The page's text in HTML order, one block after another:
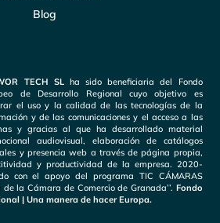
Blog
TECH SLha sido beneficiaria del Fondo
de Desarrollo Regional cuyo objetivo es
el uso y la calidad de las tecnologías de la
y de las comunicaciones y el acceso a las
y gracias al que ha desarrollado material
audiovisual, elaboración de catálogos
y presencia web a través de página propia,
y productividad de la empresa. 2020-
con el apoyo del programa TIC CÁMARAS
la Cámara de Comercio de Granada’’. Fondo
| Una manera de hacer Europa.